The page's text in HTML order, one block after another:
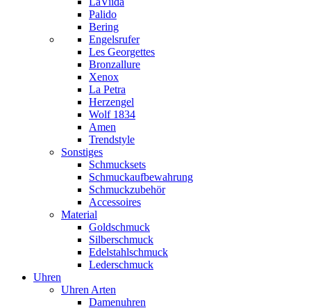
Palido
Bering
Engelsrufer
Les Georgettes
Bronzallure
Xenox
La Petra
Herzengel
Wolf 1834
Amen
Trendstyle
Sonstiges
Schmucksets
Schmuckaufbewahrung
Schmuckzubehör
Accessoires
Material
Goldschmuck
Silberschmuck
Edelstahlschmuck
Lederschmuck
Uhren
Uhren Arten
Damenuhren